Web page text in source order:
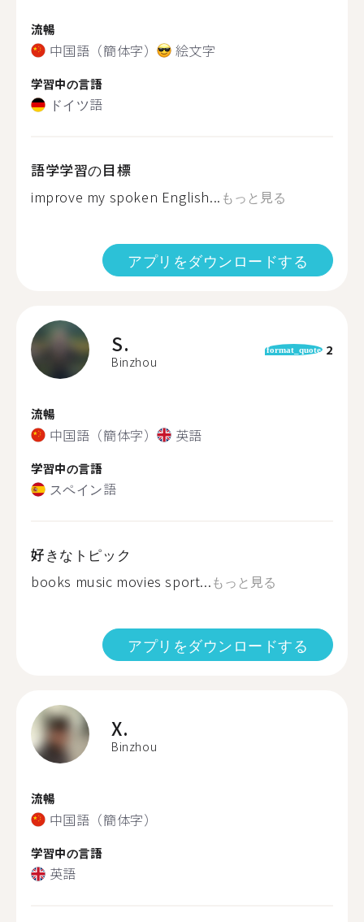
流暢
中国語（簡体字） 絵文字
学習中の言語
ドイツ語
語学学習の目標
improve my spoken English... もっと見る
アプリをダウンロードする
S.
Binzhou
format_quote 2
流暢
中国語（簡体字） 英語
学習中の言語
スペイン語
好きなトピック
books music movies sport...もっと見る
アプリをダウンロードする
X.
Binzhou
流暢
中国語（簡体字）
学習中の言語
英語